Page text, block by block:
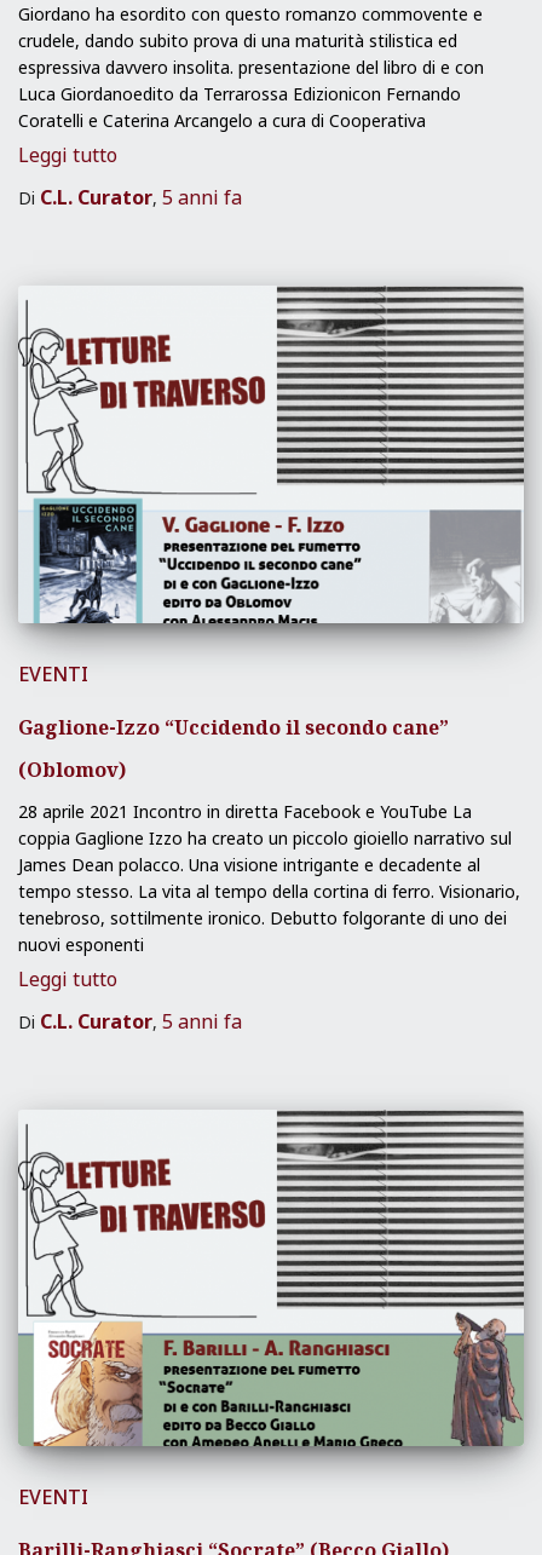
Giordano ha esordito con questo romanzo commovente e
crudele, dando subito prova di una maturità stilistica ed
espressiva davvero insolita. presentazione del libro di e con
Luca Giordanoedito da Terrarossa Edizionicon Fernando
Coratelli e Caterina Arcangelo a cura di Cooperativa
Leggi tutto
Di C.L. Curator, 5 anni fa
EVENTI
Gaglione-Izzo “Uccidendo il secondo cane”
(Oblomov)
28 aprile 2021 Incontro in diretta Facebook e YouTube La
coppia Gaglione Izzo ha creato un piccolo gioiello narrativo sul
James Dean polacco. Una visione intrigante e decadente al
tempo stesso. La vita al tempo della cortina di ferro. Visionario,
tenebroso, sottilmente ironico. Debutto folgorante di uno dei
nuovi esponenti
Leggi tutto
Di C.L. Curator, 5 anni fa
EVENTI